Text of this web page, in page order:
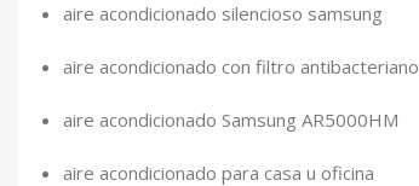
aire acondicionado silencioso samsung
aire acondicionado con filtro antibacteriano
aire acondicionado Samsung AR5000HM
aire acondicionado para casa u oficina